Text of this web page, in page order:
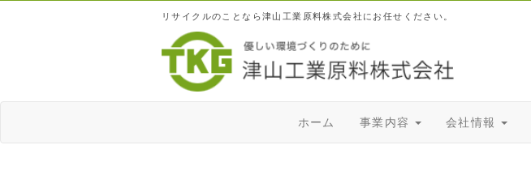
リサイクルのことなら津山工業原料株式会社にお任せください。
ホーム 事業内容 会社情報